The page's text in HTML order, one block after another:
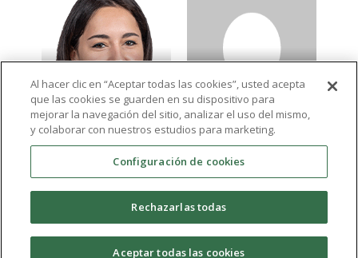
Sara Lomartire
Katarzyna Anna
Nowak
expand_more
Al hacer clic en “Aceptar todas las cookies”, usted acepta
que las cookies se guarden en su dispositivo para
mejorar la navegación del sitio, analizar el uso del mismo,
y colaborar con nuestros estudios para marketing.
Configuración de cookies
Rechazarlas todas
Aceptar todas las cookies